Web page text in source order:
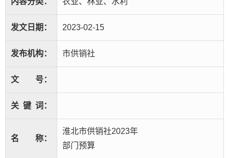
发文日期： 2023-02-15
发布机构： 市供销社
文 号：
关 键 词：
名 称：
淮北市供销社2023年
部门预算